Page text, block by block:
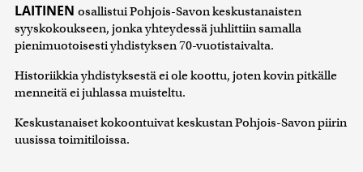
LAITINEN osallistui Pohjois-Savon keskustanaisten
syyskokoukseen, jonka yhteydessä juhlittiin samalla
pienimuotoisesti yhdistyksen 70-vuotistaivalta.
Historiikkia yhdistyksestä ei ole koottu, joten kovin pitkälle
menneitä ei juhlassa muisteltu.
Keskustanaiset kokoontuivat keskustan Pohjois-Savon piirin
uusissa toimitiloissa.